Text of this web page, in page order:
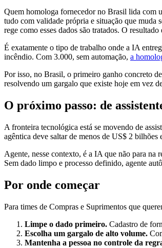
Quem homologa fornecedor no Brasil lida com
tudo com validade própria e situação que muda
rege como esses dados são tratados. O
É exatamente o tipo de trabalho onde a IA
incêndio. Com 3.000, sem automação, a
Por isso, no Brasil, o primeiro ganho concreto
resolvendo um gargalo que existe hoje em vez
O próximo passo: de
A fronteira tecnológica está se movendo de
agêntica deve saltar de menos de US$ 2
Agente, nesse contexto, é a IA que não para na
Sem dado limpo e processo definido, agente
Por onde começar
Para times de Compras e Suprimentos que
Limpe o dado primeiro. Cadastro de
Escolha um gargalo de alto volume.
Mantenha a pessoa no controle da